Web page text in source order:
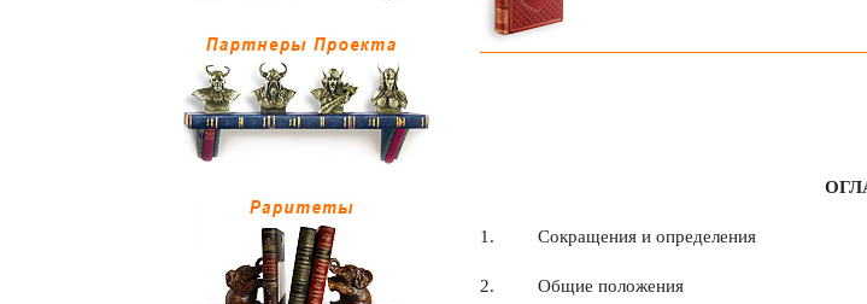
1. Сокращения и определения
2. Общие положения